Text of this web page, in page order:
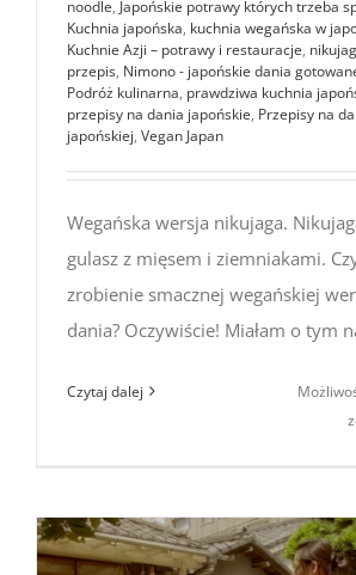
noodle, Japońskie potrawy których trzeba
Kuchnia japońska, kuchnia wegańska w
Kuchnie Azji – potrawy i restauracje,
przepis, Nimono - japońskie dania
Podróż kulinarna, prawdziwa kuchnia
przepisy na dania japońskie, Przepisy na
japońskiej, Vegan Japan
Wegańska wersja nikujaga.
gulasz z mięsem i ziemniakami.
zrobienie smacznej wegańskiej
dania? Oczywiście! Miałam o tym
Czytaj dalej